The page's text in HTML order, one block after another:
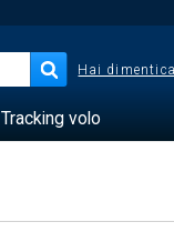
Hai
Tracking volo